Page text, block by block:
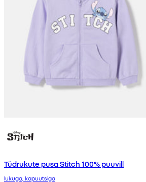
Tüdrukute pusa Stitch 100% puuvill
lukuga, kapuutsiga